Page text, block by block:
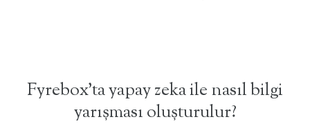
Fyrebox'ta yapay zeka ile nasıl bilgi
yarışması oluşturulur?